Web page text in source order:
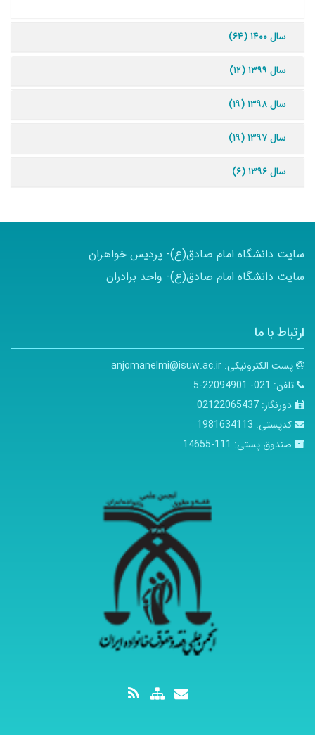
سال ۱۴۰۰ (۶۴)
سال ۱۳۹۹ (۱۲)
سال ۱۳۹۸ (۱۹)
سال ۱۳۹۷ (۱۹)
سال ۱۳۹۶ (۶)
سایت دانشگاه امام صادق(ع)- پردیس خواهران
سایت دانشگاه امام صادق(ع)- واحد برادران
ارتباط با ما
پست الکترونیکی: anjomanelmi@isuw.ac.ir
تلفن: 021- 22094901-5
دورنگار: 02122065437
کدپستی: 1981634113
صندوق پستی: 111-14655